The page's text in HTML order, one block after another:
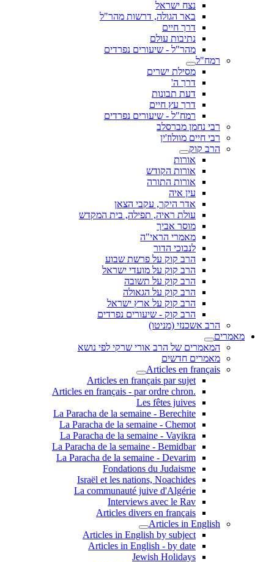
נצח ישראל
באר הגולה, דרשות מהר"ל
דרך חיים
נתיבות עולם
מהר"ל - שיעורים נפרדים
רמח"ל
מסילת ישרים
דרך ה'
דעת תבונות
דרך עץ חיים
רמח"ל - שיעורים נפרדים
רבי נחמן מברסלב
רבי חיים מוולוז'ין
הרב קוק
אורות
אורות הקודש
אורות התורה
עין איה
אדר היקר, עקבי הצאן
עולת ראיה, תפילה, בית המקדש
מוסר אביך
מאמרי הראי"ה
לנבוכי הדור
הרב קוק על פרשת שבוע
הרב קוק על מועדי ישראל
הרב קוק על תשובה
הרב קוק על הגאולה
הרב קוק על ארץ ישראל
הרב קוק - שיעורים נפרדים
הרב אשכנזי (מניטו)
מאמרים
המאמרים של הרב אורי שרקי לפי נושא
מאמרים חדשים
Articles en français
Articles en français par sujet
.Articles en français - par ordre chron
Les fêtes juives
La Paracha de la semaine - Berechite
La Paracha de la semaine - Chemot
La Paracha de la semaine - Vayikra
La Paracha de la semaine - Bemidbar
La Paracha de la semaine - Devarim
Fondations du Judaisme
Israël et les nations, Noachides
La communauté juive d'Algérie
Interviews avec le Rav
Articles divers en français
Articles in English
Articles in English by subject
Articles in English - by date
Jewish Holidays